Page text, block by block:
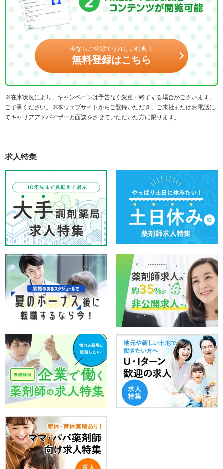
今ならご登録でうれしい特典！
無料登録はこちら
※在庫状況により、キャンペーンは予告なく変更・終了する場合がございます。
ご了承ください。※本ウェブサイトからご登録いただき、ご来社またはお電話に
てキャリアアドバイザーと面談をさせていただいた方に限ります。
求人特集